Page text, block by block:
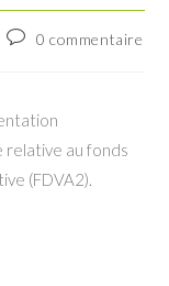
0 commentaire
relative au fonds
(FDVA2).